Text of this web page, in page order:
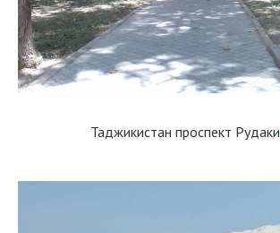
Таджикистан проспект Рудаки